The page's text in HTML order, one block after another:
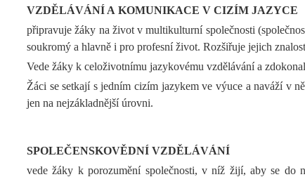
VZDĚLÁVÁNÍ A KOMUNIKACE V CIZÍM JAZYCE
připravuje žáky na život v multikulturní společnosti
soukromý a hlavně i pro profesní život. Rozšiřuje jejich
Vede žáky k celoživotnímu jazykovému vzdělávání a
Žáci se setkají s jedním cizím jazykem ve výuce a naváží v
jen na nejzákladnější úrovni.
SPOLEČENSKOVĚDNÍ VZDĚLÁVÁNÍ
vede žáky k porozumění společnosti, v níž žijí, aby se